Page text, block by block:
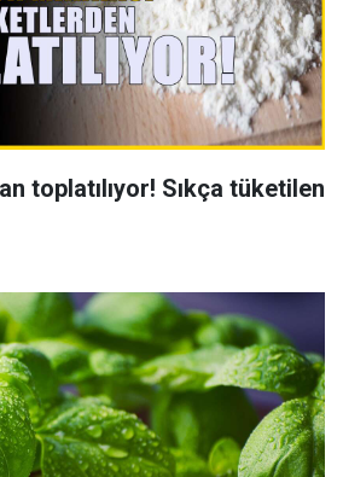
toplatılıyor! Sıkça tüketilen